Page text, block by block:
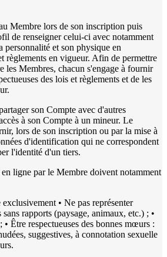
Membre lors de son inscription puis
de renseigner celui-ci avec notamment
personnalité et son physique en
règlements en vigueur. Afin de permettre
les Membres, chacun s'engage à fournir
des lois et règlements et de les
son Compte avec d'autres
à son Compte à un mineur. Le
lors de son inscription ou par la mise à
d'identification qui ne correspondent
l'identité d'un tiers.
ligne par le Membre doivent notamment
• Ne pas représenter
rapports (paysage, animaux, etc.) ; •
Être respectueuses des bonnes mœurs :
suggestives, à connotation sexuelle